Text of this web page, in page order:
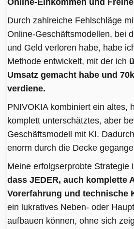
Online-Einkommen und
Durch zahlreiche Fehlschläge
Online-Geschäftsmodellen, bei
und Geld verloren habe, habe
Methode entwickelt, mit der ich
Umsatz gemacht habe und
verdiene.
PNIVOKIA kombiniert ein altes,
komplett unterschätztes, aber
Geschäftsmodell mit KI.
enorm durch die Decke
Meine erfolgserprobte Strategie
dass JEDER, auch komplette
Vorerfahrung und technische
ein lukratives Neben- oder
aufbauen können, ohne sich